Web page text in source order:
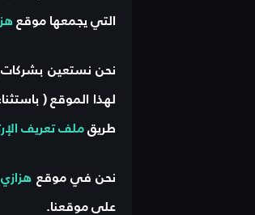
التي يجمعها موقع
نحن نستعين بشركات
لهذا الموقع (
طريق ملف تعريف
نحن في موقع
على موقعنا.